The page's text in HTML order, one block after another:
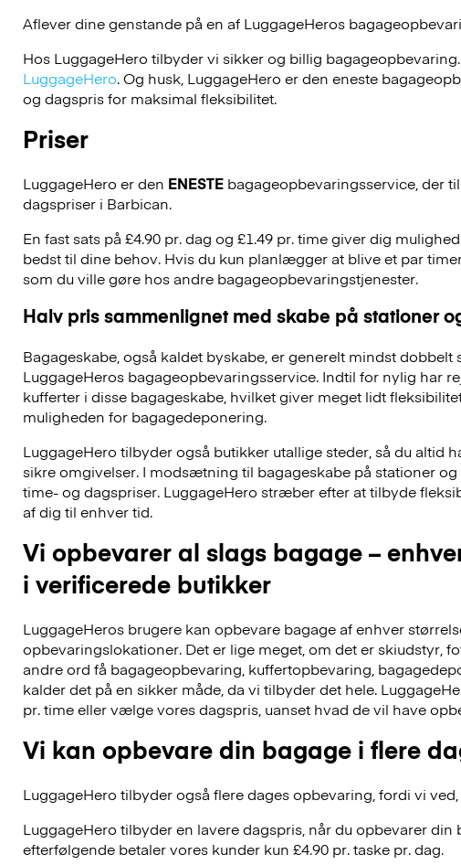
Aflever dine genstande på en af LuggageHeros
Hos LuggageHero tilbyder vi sikker og billig
LuggageHero. Og husk, LuggageHero er den eneste
og dagspris for maksimal fleksibilitet.
Priser
LuggageHero er den ENESTE bagageopbevaringsservice, der
dagspriser i Barbican.
En fast sats på £4.90 pr. dag og £1.49 pr. time giver dig
bedst til dine behov. Hvis du kun planlægger at blive et par
som du ville gøre hos andre bagageopbevaringstjenester.
Halv pris sammenlignet med skabe på stationer
Bagageskabe, også kaldet byskabe, er generelt mindst
LuggageHeros bagageopbevaringsservice. Indtil for nylig har
kufferter i disse bagageskabe, hvilket giver meget lidt
muligheden for bagagedeponering.
LuggageHero tilbyder også butikker utallige steder, så du altid
sikre omgivelser. I modsætning til bagageskabe på stationer
time- og dagspriser. LuggageHero stræber efter at tilbyde
af dig til enhver tid.
Vi opbevarer al slags bagage –
i verificerede butikker
LuggageHeros brugere kan opbevare bagage af enhver
opbevaringslokationer. Det er lige meget, om det er skiudstyr,
andre ord få bagageopbevaring, kuffertopbevaring,
kalder det på en sikker måde, da vi tilbyder det hele.
pr. time eller vælge vores dagspris, uanset hvad de vil have
Vi kan opbevare din bagage i flere
LuggageHero tilbyder også flere dages opbevaring, fordi vi
LuggageHero tilbyder en lavere dagspris, når du opbevarer
efterfølgende betaler vores kunder kun £4.90 pr. taske pr. dag.